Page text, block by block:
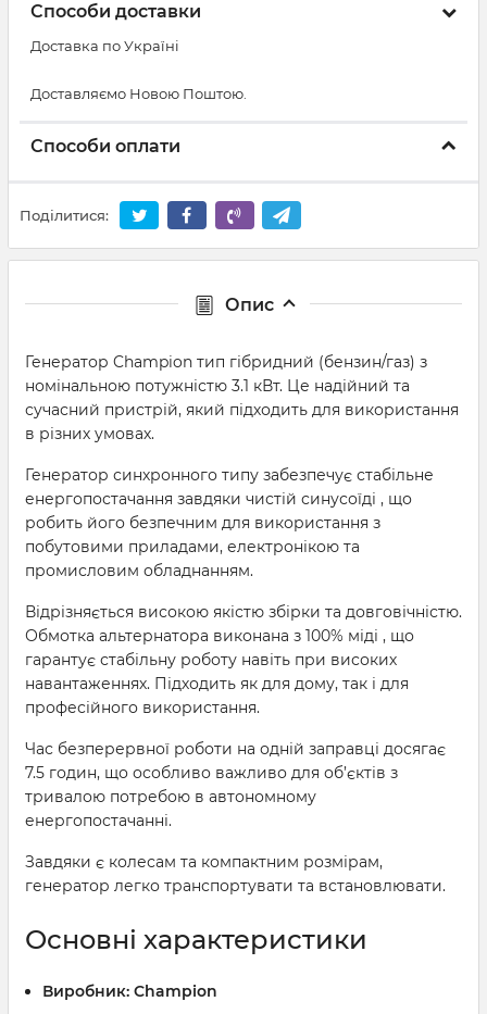
Способи доставки
Доставка по Україні
Доставляємо Новою Поштою.
Способи оплати
Поділитися:
Опис
Генератор Champion тип гібридний (бензин/газ) з
номінальною потужністю 3.1 кВт. Це надійний та
сучасний пристрій, який підходить для використання
в різних умовах.
Генератор синхронного типу забезпечує стабільне
енергопостачання завдяки чистій синусоїді , що
робить його безпечним для використання з
побутовими приладами, електронікою та
промисловим обладнанням.
Відрізняється високою якістю збірки та довговічністю.
Обмотка альтернатора виконана з 100% міді , що
гарантує стабільну роботу навіть при високих
навантаженнях. Підходить як для дому, так і для
професійного використання.
Час безперервної роботи на одній заправці досягає
7.5 годин, що особливо важливо для об’єктів з
тривалою потребою в автономному
енергопостачанні.
Завдяки є колесам та компактним розмірам,
генератор легко транспортувати та встановлювати.
Основні характеристики
Виробник: Champion